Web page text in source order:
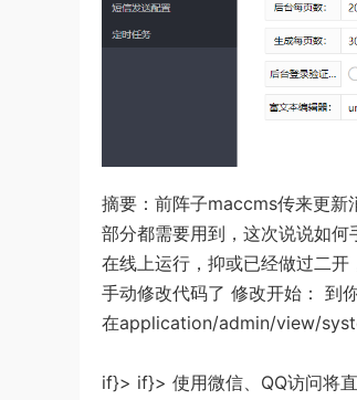
摘要：前阵子maccms传来更新
部分都需要用到，这次说说如
在线上运行，抑或已经做过二
手动修改代码了 修改开始： 到
在application/admin/view/
if}> if}> 使用微信、QQ访问将